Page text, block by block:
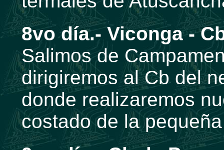
8vo día.- Viconga -
Salimos de
dirigiremos al Cb del
donde realizaremos
costado de la